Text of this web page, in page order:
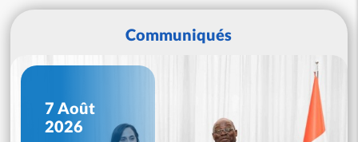
Communiqués
7 Août
2026